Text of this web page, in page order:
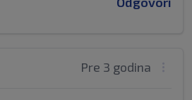
Pre 3 godina